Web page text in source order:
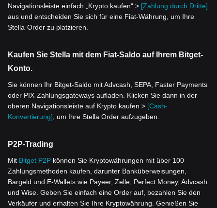
Navigationsleiste einfach „Krypto kaufen“ > [Zahlung durch Dritte]
aus und entscheiden Sie sich für eine Fiat-Währung, um Ihre
Stella-Order zu platzieren.
Kaufen Sie Stella mit dem Fiat-Saldo auf Ihrem Bitget-
Konto.
Sie können Ihr Bitget-Saldo mit Advcash, SEPA, Faster Payments
oder PIX-Zahlungsgateways aufladen. Klicken Sie dann in der
oberen Navigationsleiste auf Krypto kaufen > [Cash-
Konvertierung], um Ihre Stella Order aufzugeben.
P2P-Trading
Mit Bitget P2P können Sie Kryptowährungen mit über 100
Zahlungsmethoden kaufen, darunter Banküberweisungen,
Bargeld und E-Wallets wie Payeer, Zelle, Perfect Money, Advcash
und Wise. Geben Sie einfach eine Order auf, bezahlen Sie den
Verkäufer und erhalten Sie Ihre Kryptowährung. Genießen Sie